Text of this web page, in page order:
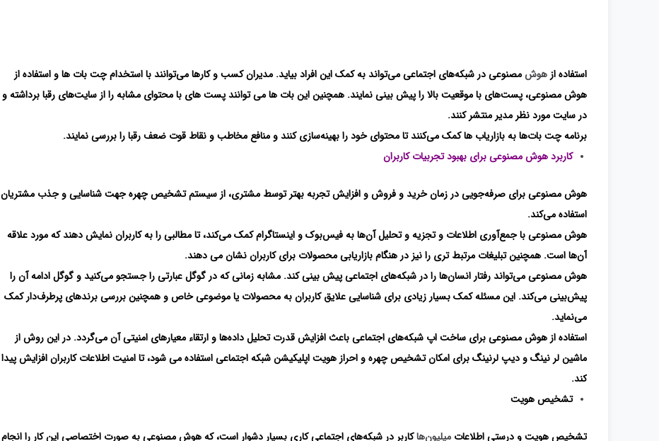
استفاده از هوشمصنوعی در شبکه‌های اجتماعی می‌تواند به کمک این افراد بیاید. مدیران کسب‌ و کارها می‌توانند با استخدام چت بات ها و استفاده از
هوش مصنوعی، پست‌های با موقعیت بالا را پیش بینی نمایند. همچنین این بات ها می توانند پست های با محتوای مشابه را از سایت‌های رقبا برداشته و
در سایت مورد نظر مدیر منتشر کنند.
برنامه چت بات‌ها به بازاریاب ها کمک می‌کنند تا محتوای خود را بهینه‌سازی کنند و منافع مخاطب و نقاط قوت ضعف رقبا را بررسی نمایند.
کاربرد هوش مصنوعی برای بهبود تجربیات کاربران
هوش مصنوعی برای صرفه‌جویی در زمان خرید و فروش و افزایش تجربه بهتر توسط مشتری، از سیستم تشخیص چهره جهت شناسایی و جذب مشتریان
استفاده می‌کند.
هوش مصنوعی با جمع‌آوری اطلاعات و تجزیه و تحلیل آن‌ها به فیس‌بوک و اینستاگرام کمک می‌کند، تا مطالبی را به کاربران نمایش دهند که مورد علاقه
آن‌ها است. همچنین تبلیغات مرتبط تری را نیز در هنگام بازاریابی محصولات برای کاربران نشان می دهند.
هوش مصنوعی می‌تواند رفتار انسان‌ها را در شبکه‌های اجتماعی پیش بینی کند. مشابه زمانی که در گوگل عبارتی را جستجو می‌کنید و گوگل ادامه آن را
پیش‌بینی می‌کند. این مسئله کمک بسیار زیادی برای شناسایی علایق کاربران به محصولات یا موضوعی خاص و همچنین بررسی برندهای پرطرف‌دار کمک
می‌نماید.
استفاده از هوش مصنوعی برای ساخت اپ شبکه‌های اجتماعی باعث افزایش قدرت تحلیل داده‌ها و ارتقاء معیارهای امنیتی آن می‌گردد. در این روش از
ماشین لر نینگ و دیپ لرنینگ برای امکان تشخیص چهره و احراز هویت اپلیکیشن شبکه اجتماعی استفاده می شود، تا امنیت اطلاعات کاربران افزایش پیدا
کند.
تشخیص هویت
تشخیص هویت و درستی اطلاعات میلیون‌هاکاربر در شبکه‌های اجتماعی کاری بسیار دشوار است، که هوش مصنوعی به صورت اختصاصی این کار را انجام